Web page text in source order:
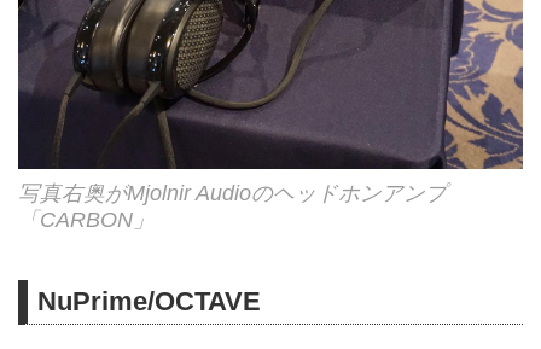
写真右奥がMjolnir Audioのヘッドホンアンプ
「CARBON」
NuPrime/OCTAVE